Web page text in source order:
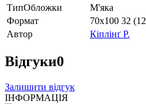
ТипОбложки
М'яка
Формат
70х100 32
Автор
Кіплінґ Р.
Відгуки0
Залишити відгук
ІНФОРМАЦІЯ